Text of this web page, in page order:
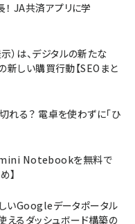
JA共済アプリに学
）は、デジタルの新たな
新しい購買行動【SEOまと
れる？ 電卓を使わずに「ひ
Notebookを無料で
】
いGoogleデータポータル
るダッシュボード構築の